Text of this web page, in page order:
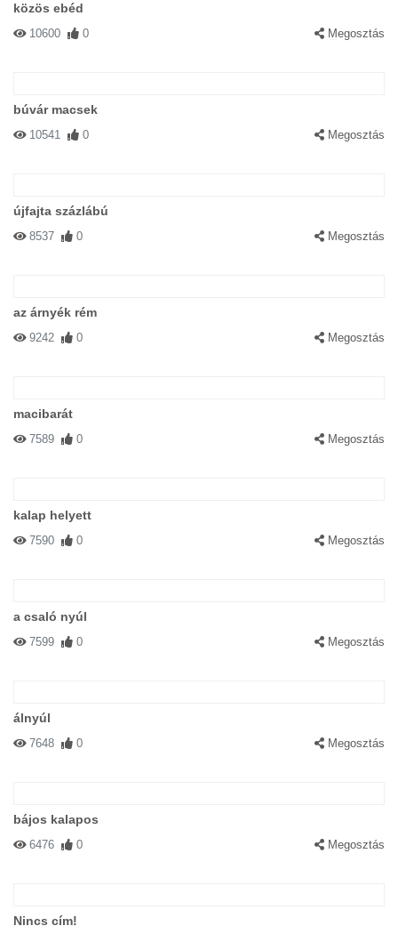
közös ebéd
10600 0 Megosztás
búvár macsek
10541 0 Megosztás
újfajta százlábú
8537 0 Megosztás
az árnyék rém
9242 0 Megosztás
macibarát
7589 0 Megosztás
kalap helyett
7590 0 Megosztás
a csaló nyúl
7599 0 Megosztás
álnyúl
7648 0 Megosztás
bájos kalapos
6476 0 Megosztás
Nincs cím!